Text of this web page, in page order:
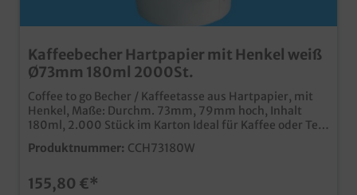
Kaffeebecher Hartpapier mit Henkel weiß
Ø73mm 180ml 2000St.
Coffee to go Becher / Kaffeetasse aus Hartpapier, mit
Henkel, Maße: Durchm. 73mm, 79mm hoch, Inhalt
180ml, 2.000 Stück im Karton Ideal für Kaffee oder Tee,
aber auch Glühwein oder andere Heißgetränke Mit
praktischem Henkel aus Pappeweiß mit SUP Logo
Qualität Made in Germany Auch unsere praktischen
Produktnummer: CCH73180W
155,80 €*